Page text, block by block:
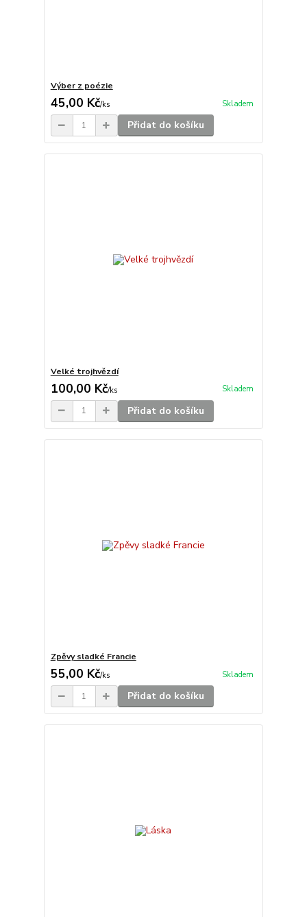
Výber z poézie
45,00 Kč/ks Skladem
Přidat do košíku
Velké trojhvězdí
100,00 Kč/ks Skladem
Přidat do košíku
Zpěvy sladké Francie
55,00 Kč/ks Skladem
Přidat do košíku